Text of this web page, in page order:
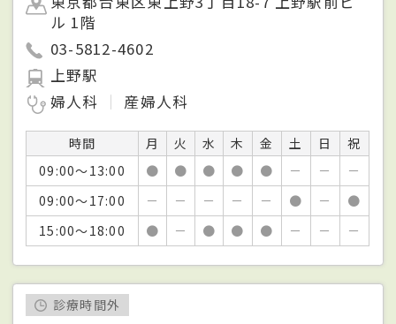
ル 1階
03-5812-4602
上野駅
婦人科
産婦人科
時間 月 火 水 木 金 土 日
祝
09:00～13:00
● ● ● ● ● － －
－
09:00～17:00
－ － － － － ● －
●
15:00～18:00
● － ● ● ● － － －
診療時間外